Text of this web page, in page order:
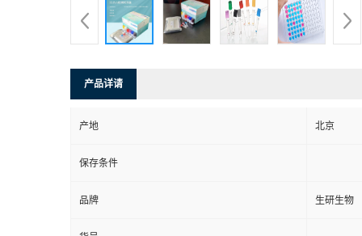
产品详请
产地 北京
保存条件
品牌 生研生物